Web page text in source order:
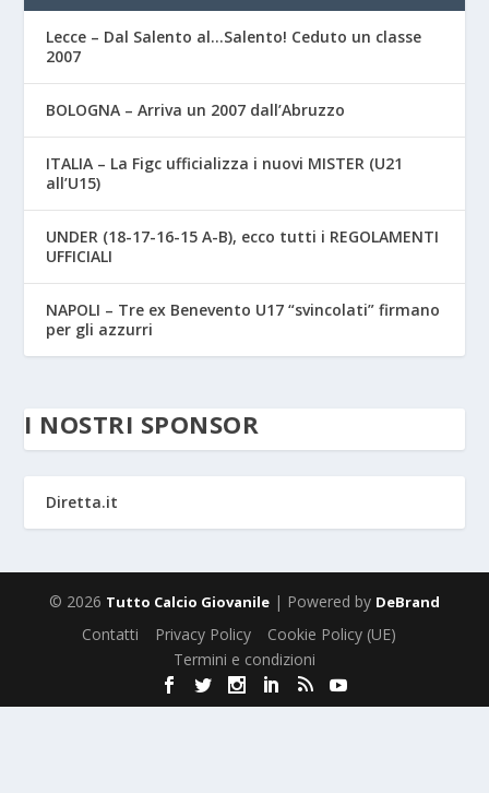
Lecce – Dal Salento al…Salento! Ceduto un classe
2007
BOLOGNA – Arriva un 2007 dall’Abruzzo
ITALIA – La Figc ufficializza i nuovi MISTER (U21
all’U15)
UNDER (18-17-16-15 A-B), ecco tutti i REGOLAMENTI
UFFICIALI
NAPOLI – Tre ex Benevento U17 “svincolati” firmano
per gli azzurri
I NOSTRI SPONSOR
Diretta.it
© 2026 Tutto Calcio Giovanile | Powered by DeBrand
Contatti Privacy Policy
Cookie Policy (UE)
Termini e condizioni